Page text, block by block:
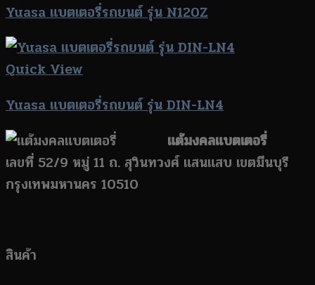
Yuasa แบตเตอรี่รถยนต์ รุ่น N120Z
Quick View
Yuasa แบตเตอรี่รถยนต์ รุ่น DIN-LN4
แต้มงคลแบตเตอรี่
เลขที่ 52/9 หมู่ 11 ถ. สุวินทวงศ์ แสนแสบ เขตมีนบุรี
กรุงเทพมหานคร 10510
สินค้า